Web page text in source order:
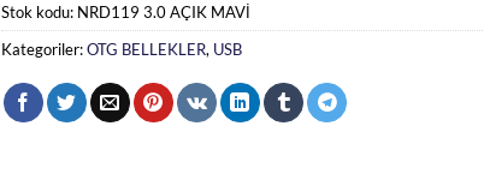
Stok kodu: NRD119 3.0 AÇIK MAVİ
Kategoriler:OTG BELLEKLER, USB